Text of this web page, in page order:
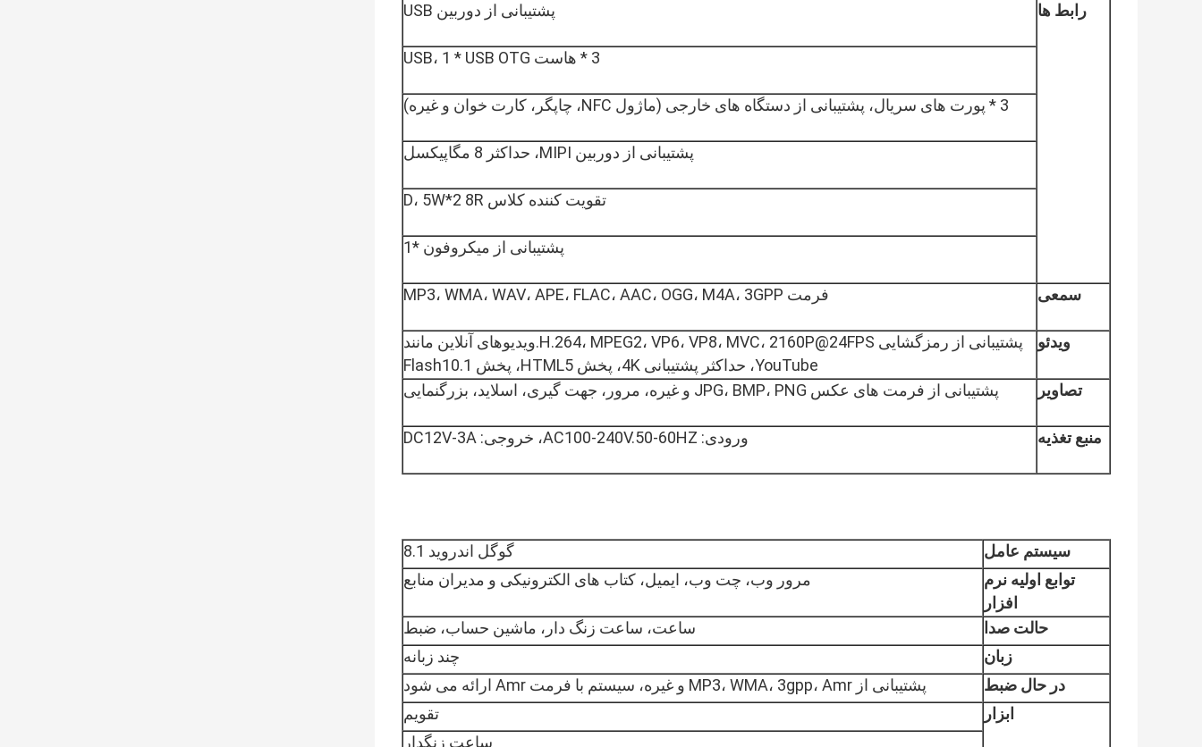
رابط ها پشتیبانی از دوربین USB
3 * هاست USB، 1 * USB OTG
3 * پورت های سریال، پشتیبانی از دستگاه های خارجی (ماژول NFC، چاپگر، کارت خوان و غیره)
پشتیبانی از دوربین MIPI، حداکثر 8 مگاپیکسل
تقویت کننده کلاس D، 5W*2 8R
پشتیبانی از میکروفون *1
سمعی فرمت MP3، WMA، WAV، APE، FLAC، AAC، OGG، M4A، 3GPP
ویدئو
پشتیبانی از رمزگشایی H.264، MPEG2، VP6، VP8، MVC، 2160P@24FPS.ویدیوهای آنلاین مانند
YouTube، حداکثر پشتیبانی 4K، پخش HTML5، پخش Flash10.1
تصاویر
پشتیبانی از فرمت های عکس JPG، BMP، PNG و غیره، مرور، جهت گیری، اسلاید، بزرگنمایی
منبع تغذیه ورودی: AC100-240V.50-60HZ، خروجی: DC12V-3A
سیستم عامل
گوگل اندروید 8.1
توابع اولیه نرم
افزار
مرور وب، چت وب، ایمیل، کتاب های الکترونیکی و مدیران منابع
حالت صدا
ساعت، ساعت زنگ دار، ماشین حساب، ضبط
زبان
چند زبانه
در حال ضبط
پشتیبانی از MP3، WMA، 3gpp، Amr و غیره، سیستم با فرمت Amr ارائه می شود
ابزار
تقویم
ساعت زنگدار